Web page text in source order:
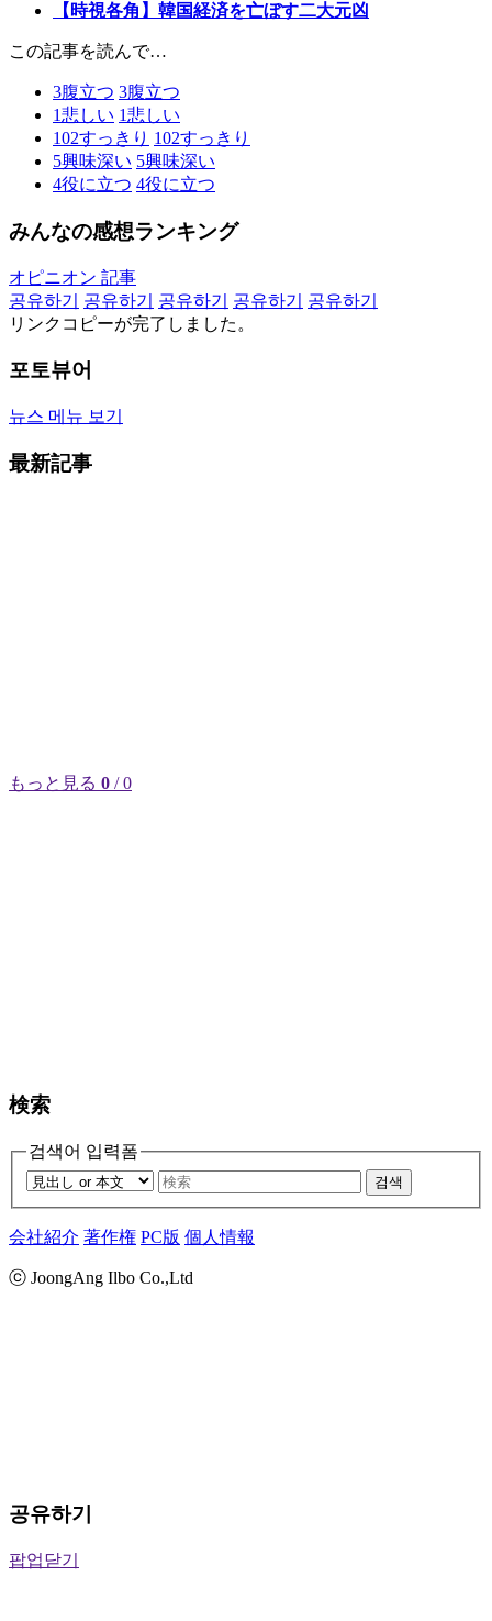
【時視各角】韓国経済を亡ぼす二大元凶
この記事を読んで…
3腹立つ 3腹立つ
1悲しい 1悲しい
102すっきり 102すっきり
5興味深い 5興味深い
4役に立つ 4役に立つ
みんなの感想ランキング
オピニオン 記事
공유하기
공유하기 공유하기 공유하기
공유하기
リンクコピーが完了しました。
포토뷰어
뉴스 메뉴 보기
最新記事
もっと見る 0 / 0
検索
검색어 입력폼
검색
会社紹介 著作権 PC版 個人情報
ⓒ JoongAng Ilbo Co.,Ltd
공유하기
팝업닫기